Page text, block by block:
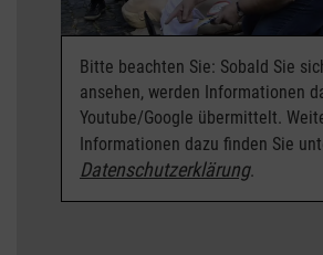
Bitte beachten Sie: Sobald Sie
ansehen, werden Informationen
Youtube/Google übermittelt.
Informationen dazu finden Sie
Datenschutzerklärung.